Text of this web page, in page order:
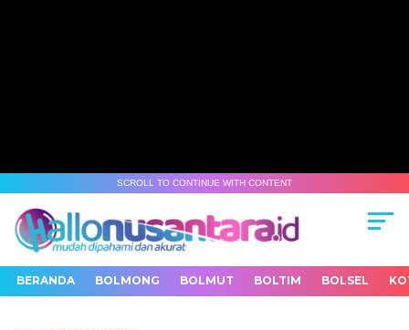
SCROLL TO CONTINUE WITH CONTENT
BERANDA BOLMONG BOLMUT BOLTIM BOLSEL